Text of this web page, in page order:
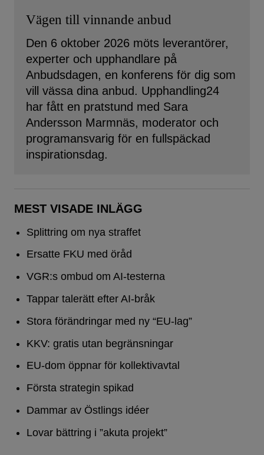
Vägen till vinnande anbud
Den 6 oktober 2026 möts leverantörer,
experter och upphandlare på
Anbudsdagen, en konferens för dig som
vill vässa dina anbud. Upphandling24
har fått en pratstund med Sara
Andersson Marmnäs, moderator och
programansvarig för en fullspäckad
inspirationsdag.
MEST VISADE INLÄGG
Splittring om nya straffet
Ersatte FKU med öråd
VGR:s ombud om AI-testerna
Tappar talerätt efter AI-bråk
Stora förändringar med ny “EU-lag”
KKV: gratis utan begränsningar
EU-dom öppnar för kollektivavtal
Första strategin spikad
Dammar av Östlings idéer
Lovar bättring i ”akuta projekt”